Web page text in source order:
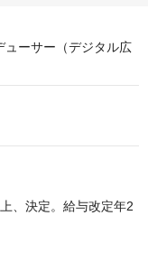
ューサー（デジタル広
、決定。給与改定年2